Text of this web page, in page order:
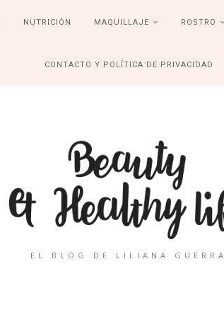
NUTRICIÓN MAQUILLAJE ROSTRO
CONTACTO Y POLÍTICA DE PRIVACIDAD
EL BLOG DE LILIANA GUERRA